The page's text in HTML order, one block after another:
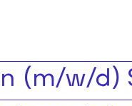
(m/w/d)